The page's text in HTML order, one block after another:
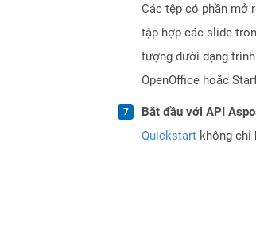
Các tệp có phần mở
tập hợp các slide
tượng dưới dạng
OpenOffice hoặc
Bắt đầu với API
Quickstart không chỉ